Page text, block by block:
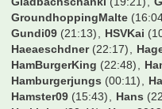
Gladbachschanki (19:21)
GroundhoppingMalte
Gundi09 (21:13) HSVKai
Haeaeschdner (22:17)
HamBurgerKing (22:48)
Hamburgerjungs (00:11)
Hamster09 (15:43) Hans